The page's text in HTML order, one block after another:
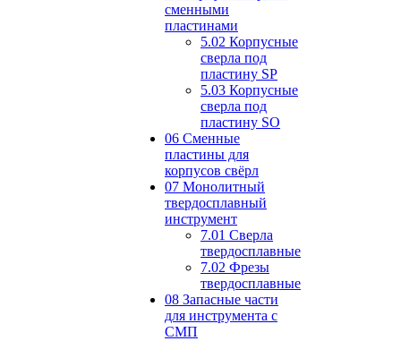
сменными
пластинами
5.02 Корпусные
сверла под
пластину SP
5.03 Корпусные
сверла под
пластину SO
06 Сменные
пластины для
корпусов свёрл
07 Монолитный
твердосплавный
инструмент
7.01 Сверла
твердосплавные
7.02 Фрезы
твердосплавные
08 Запасные части
для инструмента с
СМП